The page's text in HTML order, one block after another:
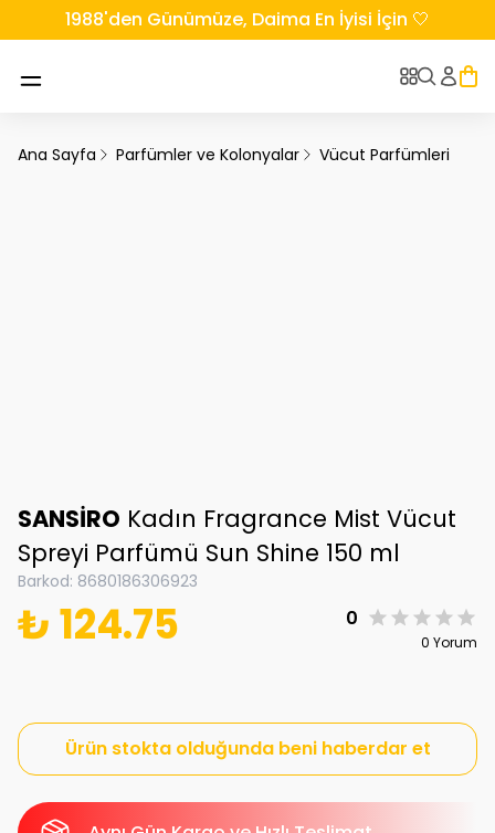
1988'den Günümüze, Daima En İyisi İçin 🤍
Ana Sayfa Parfümler ve Kolonyalar Vücut Parfümleri
SANSİRO Kadın Fragrance Mist Vücut
Spreyi Parfümü Sun Shine 150 ml
Barkod: 8680186306923
₺ 124.75 0
0 Yorum
Ürün stokta olduğunda beni haberdar et